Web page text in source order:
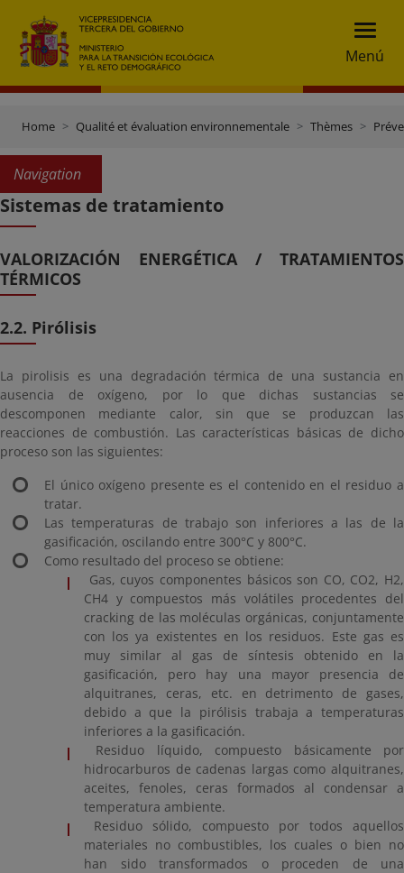
Menú
Home Qualité et évaluation environnementale Thèmes
Navigation
Sistemas de tratamiento
VALORIZACIÓN ENERGÉTICA / TRATAMIENTOS
TÉRMICOS
2.2. Pirólisis
La pirolisis es una degradación térmica de una sustancia en
ausencia de oxígeno, por lo que dichas sustancias se
descomponen mediante calor, sin que se produzcan las
reacciones de combustión. Las características básicas de dicho
proceso son las siguientes:
El único oxígeno presente es el contenido en el residuo a
tratar.
Las temperaturas de trabajo son inferiores a las de la
gasificación, oscilando entre 300°C y 800°C.
Como resultado del proceso se obtiene:
Gas, cuyos componentes básicos son CO, CO2, H2,
CH4 y compuestos más volátiles procedentes del
cracking de las moléculas orgánicas, conjuntamente
con los ya existentes en los residuos. Este gas es
muy similar al gas de síntesis obtenido en la
gasificación, pero hay una mayor presencia de
alquitranes, ceras, etc. en detrimento de gases,
debido a que la pirólisis trabaja a temperaturas
inferiores a la gasificación.
Residuo líquido, compuesto básicamente por
hidrocarburos de cadenas largas como alquitranes,
aceites, fenoles, ceras formados al condensar a
temperatura ambiente.
Residuo sólido, compuesto por todos aquellos
materiales no combustibles, los cuales o bien no
han sido transformados o proceden de una